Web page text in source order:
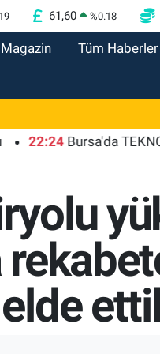
61,60 %0.18
Magazin Tüm Haberler
Bursa'da TEKNOSAB